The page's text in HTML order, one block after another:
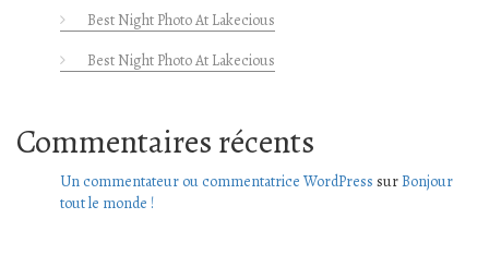
Best Night Photo At Lakecious
Best Night Photo At Lakecious
Commentaires récents
Un commentateur ou commentatrice WordPress surBonjour
tout le monde !